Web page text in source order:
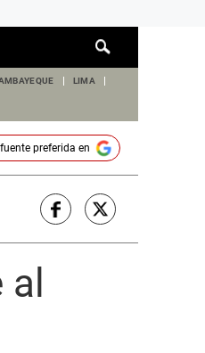
de
LIMA
preferida en